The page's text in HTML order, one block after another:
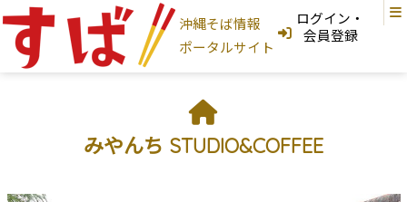
沖縄そば情報
ポータルサイト
地図から探す
ログイン・
会員登録
ログインはこちら
みやんち STUDIO&COFFEE